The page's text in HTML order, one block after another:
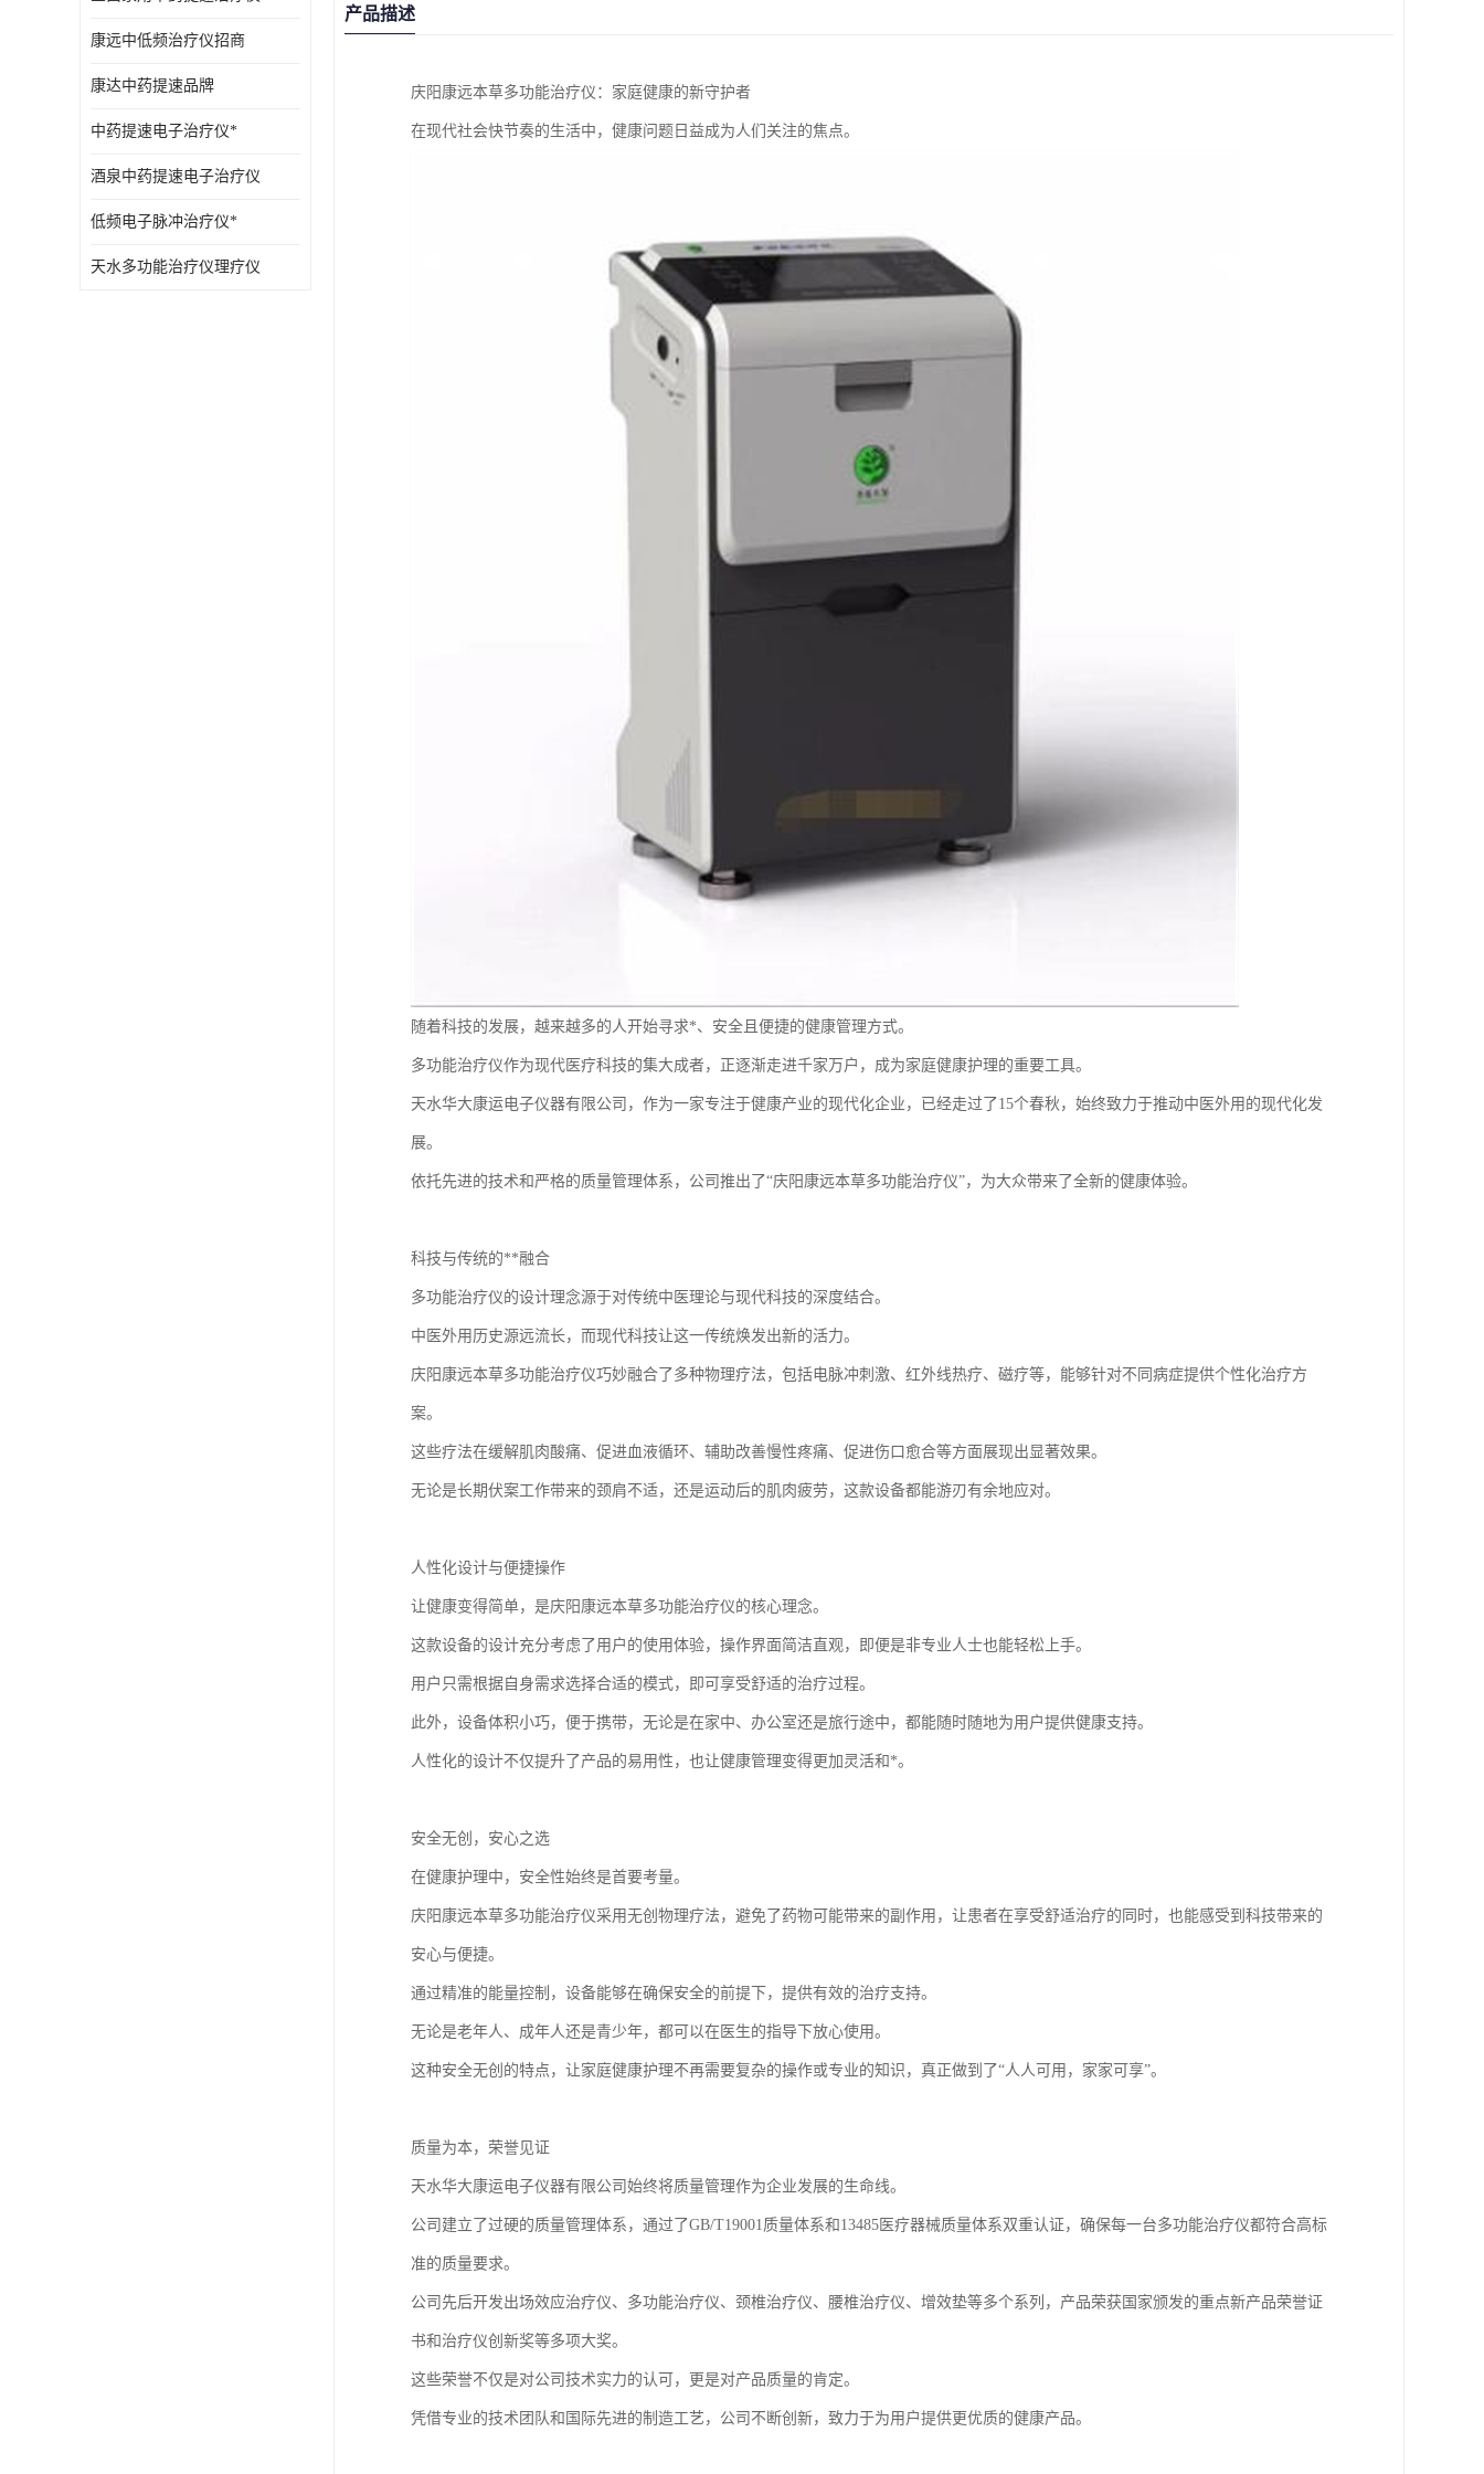
康远中低频治疗仪招商
康达中药提速品牌
中药提速电子治疗仪*
酒泉中药提速电子治疗仪
低频电子脉冲治疗仪*
天水多功能治疗仪理疗仪
产品描述
庆阳康远本草多功能治疗仪：家庭健康的新守护者
在现代社会快节奏的生活中，健康问题日益成为人们关注的焦点。
随着科技的发展，越来越多的人开始寻求*、安全且便捷的健康管理方式。
多功能治疗仪作为现代医疗科技的集大成者，正逐渐走进千家万户，成为家庭健康护理的重要工具。
天水华大康运电子仪器有限公司，作为一家专注于健康产业的现代化企业，已经走过了15个春秋，始终致力于推动中医外用的现代化发
展。
依托先进的技术和严格的质量管理体系，公司推出了“庆阳康远本草多功能治疗仪”，为大众带来了全新的健康体验。
科技与传统的**融合
多功能治疗仪的设计理念源于对传统中医理论与现代科技的深度结合。
中医外用历史源远流长，而现代科技让这一传统焕发出新的活力。
庆阳康远本草多功能治疗仪巧妙融合了多种物理疗法，包括电脉冲刺激、红外线热疗、磁疗等，能够针对不同病症提供个性化治疗方
案。
这些疗法在缓解肌肉酸痛、促进血液循环、辅助改善慢性疼痛、促进伤口愈合等方面展现出显著效果。
无论是长期伏案工作带来的颈肩不适，还是运动后的肌肉疲劳，这款设备都能游刃有余地应对。
人性化设计与便捷操作
让健康变得简单，是庆阳康远本草多功能治疗仪的核心理念。
这款设备的设计充分考虑了用户的使用体验，操作界面简洁直观，即便是非专业人士也能轻松上手。
用户只需根据自身需求选择合适的模式，即可享受舒适的治疗过程。
此外，设备体积小巧，便于携带，无论是在家中、办公室还是旅行途中，都能随时随地为用户提供健康支持。
人性化的设计不仅提升了产品的易用性，也让健康管理变得更加灵活和*。
安全无创，安心之选
在健康护理中，安全性始终是首要考量。
庆阳康远本草多功能治疗仪采用无创物理疗法，避免了药物可能带来的副作用，让患者在享受舒适治疗的同时，也能感受到科技带来的
安心与便捷。
通过精准的能量控制，设备能够在确保安全的前提下，提供有效的治疗支持。
无论是老年人、成年人还是青少年，都可以在医生的指导下放心使用。
这种安全无创的特点，让家庭健康护理不再需要复杂的操作或专业的知识，真正做到了“人人可用，家家可享”。
质量为本，荣誉见证
天水华大康运电子仪器有限公司始终将质量管理作为企业发展的生命线。
公司建立了过硬的质量管理体系，通过了GB/T19001质量体系和13485医疗器械质量体系双重认证，确保每一台多功能治疗仪都符合高标
准的质量要求。
公司先后开发出场效应治疗仪、多功能治疗仪、颈椎治疗仪、腰椎治疗仪、增效垫等多个系列，产品荣获国家颁发的重点新产品荣誉证
书和治疗仪创新奖等多项大奖。
这些荣誉不仅是对公司技术实力的认可，更是对产品质量的肯定。
凭借专业的技术团队和国际先进的制造工艺，公司不断创新，致力于为用户提供更优质的健康产品。